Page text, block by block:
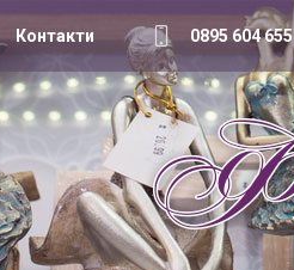
Контакти 0895 604 655